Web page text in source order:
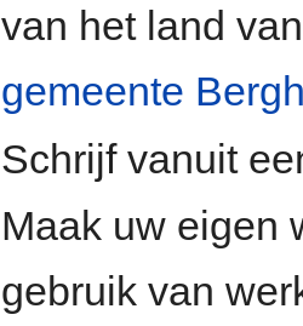
van het land
gemeente
Schrijf vanuit
Maak uw eigen
gebruik van